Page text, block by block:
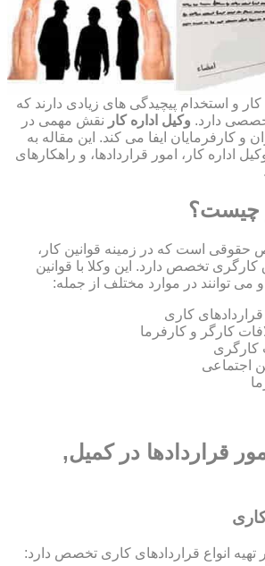
کار و استخدام پیچیدگی های زیادی دارند که
دارد. وکیل اداره کار نقش مهمی در
و کارفرمایان ایفا می کند. این مقاله به
اداره کار، امور قراردادها، و راهکارهای
چیست؟
است که در زمینه قوانین کار،
تخصص دارد. این وکلا با قوانین
و می توانند در موارد مختلف از جمله:
کاری
کارگر و کارفرما
کارگری
اجتماعی
قراردادها در کمیل,
تهیه انواع قراردادهای کاری تخصص دارد: